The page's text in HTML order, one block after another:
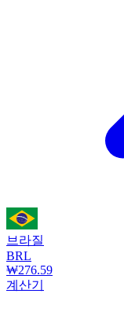
브라질
BRL
₩276.59
계산기